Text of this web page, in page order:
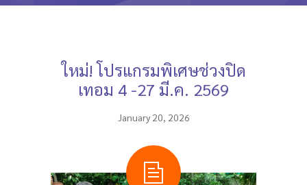
คำถามที่พบบ่อย
ใหม่! โปรแกรมพิเศษช่วงปิด
เทอม 4 -27 มี.ค. 2569
January 20, 2026